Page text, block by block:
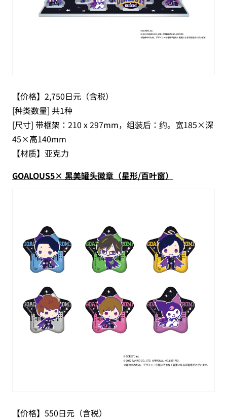
【价格】2,750日元（含税）
[种类数量] 共1种
[尺寸] 带框架：210 x 297mm，组装后：约。宽185×深
45×高140mm
【材质】亚克力
GOALOUS5× 黑美罐头徽章（星形/百叶窗）
【价格】550日元（含税）